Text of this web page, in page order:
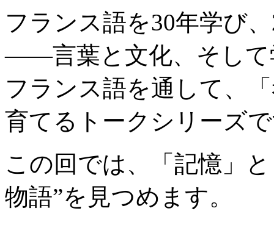
フランス語を30年学び
——言葉と文化、そして
フランス語を通して、
育てるトークシリーズ
この回では、「記憶」
物語”を見つめます。